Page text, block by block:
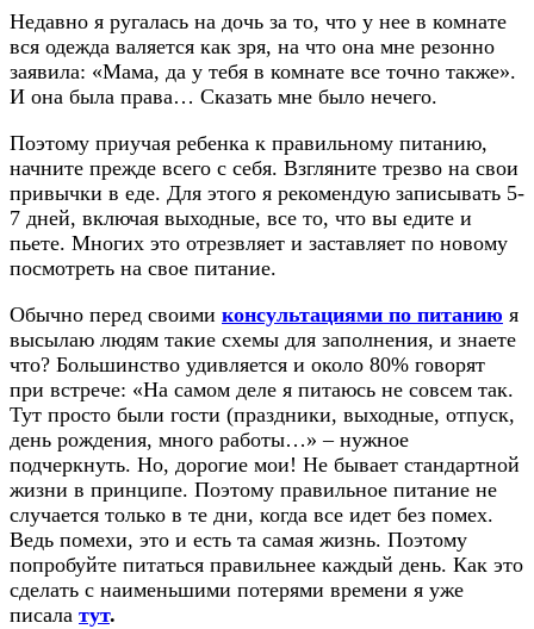
Недавно я ругалась на дочь за то, что у нее в комнате
вся одежда валяется как зря, на что она мне резонно
заявила: «Мама, да у тебя в комнате все точно также».
И она была права… Сказать мне было нечего.
Поэтому приучая ребенка к правильному питанию,
начните прежде всего с себя. Взгляните трезво на свои
привычки в еде. Для этого я рекомендую записывать 5-
7 дней, включая выходные, все то, что вы едите и
пьете. Многих это отрезвляет и заставляет по новому
посмотреть на свое питание.
Обычно перед своими консультациями по питанию я
высылаю людям такие схемы для заполнения, и знаете
что? Большинство удивляется и около 80% говорят
при встрече: «На самом деле я питаюсь не совсем так.
Тут просто были гости (праздники, выходные, отпуск,
день рождения, много работы…» – нужное
подчеркнуть. Но, дорогие мои! Не бывает стандартной
жизни в принципе. Поэтому правильное питание не
случается только в те дни, когда все идет без помех.
Ведь помехи, это и есть та самая жизнь. Поэтому
попробуйте питаться правильнее каждый день. Как это
сделать с наименьшими потерями времени я уже
писала тут.